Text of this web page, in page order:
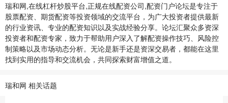
瑞和网,在线杠杆炒股平台,正规在线配资公司,配资门户论坛是专注于
股票配资、期货配资等投资领域的交流平台，为广大投资者提供最新
的行业资讯、专业的配资知识以及实战经验分享。论坛汇聚众多资深
投资者和配资专家，致力于帮助用户深入了解配资操作技巧、风险控
制策略以及市场动态分析。无论是新手还是资深交易者，都能在这里
找到实用的指导和交流机会，共同探索财富增值之道。
瑞和网 相关话题